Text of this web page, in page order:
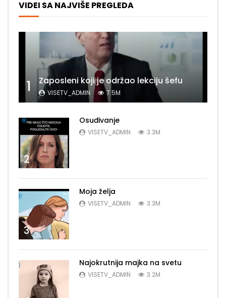
VIDEI SA NAJVIŠE PREGLEDA
1 Zaposleni koji je održao lekciju šefu
VISETV_ADMIN 7.5M
2
Osuđivanje
VISETV_ADMIN 3.3M
3
Moja želja
VISETV_ADMIN 3.3M
Najokrutnija majka na svetu
VISETV_ADMIN 3.2M